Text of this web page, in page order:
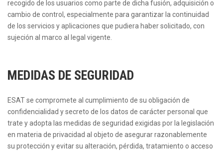
recogido de los usuarios como parte de dicha fusión, adquisición o
cambio de control, especialmente para garantizar la continuidad
de los servicios y aplicaciones que pudiera haber solicitado, con
sujeción al marco al legal vigente.
MEDIDAS DE SEGURIDAD
ESAT se compromete al cumplimiento de su obligación de
confidencialidad y secreto de los datos de carácter personal que
trate y adopta las medidas de seguridad exigidas por la legislación
en materia de privacidad al objeto de asegurar razonablemente
su protección y evitar su alteración, pérdida, tratamiento o acceso